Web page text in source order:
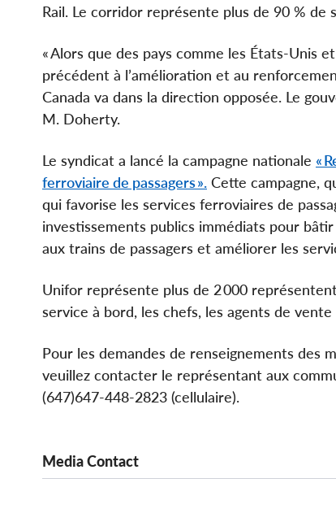
Rail. Le corridor représente plus de 90 %
« Alors que des pays comme les États-Unis
précédent à l’amélioration et au
Canada va dans la direction opposée. Le
M. Doherty.
Le syndicat a lancé la campagne nationale «
ferroviaire de passagers ». Cette campagne,
qui favorise les services ferroviaires de
investissements publics immédiats pour
aux trains de passagers et améliorer les
Unifor représente plus de 2 000
service à bord, les chefs, les agents de
Pour les demandes de renseignements des
veuillez contacter le représentant aux
(647)647-448-2823 (cellulaire).
Media Contact